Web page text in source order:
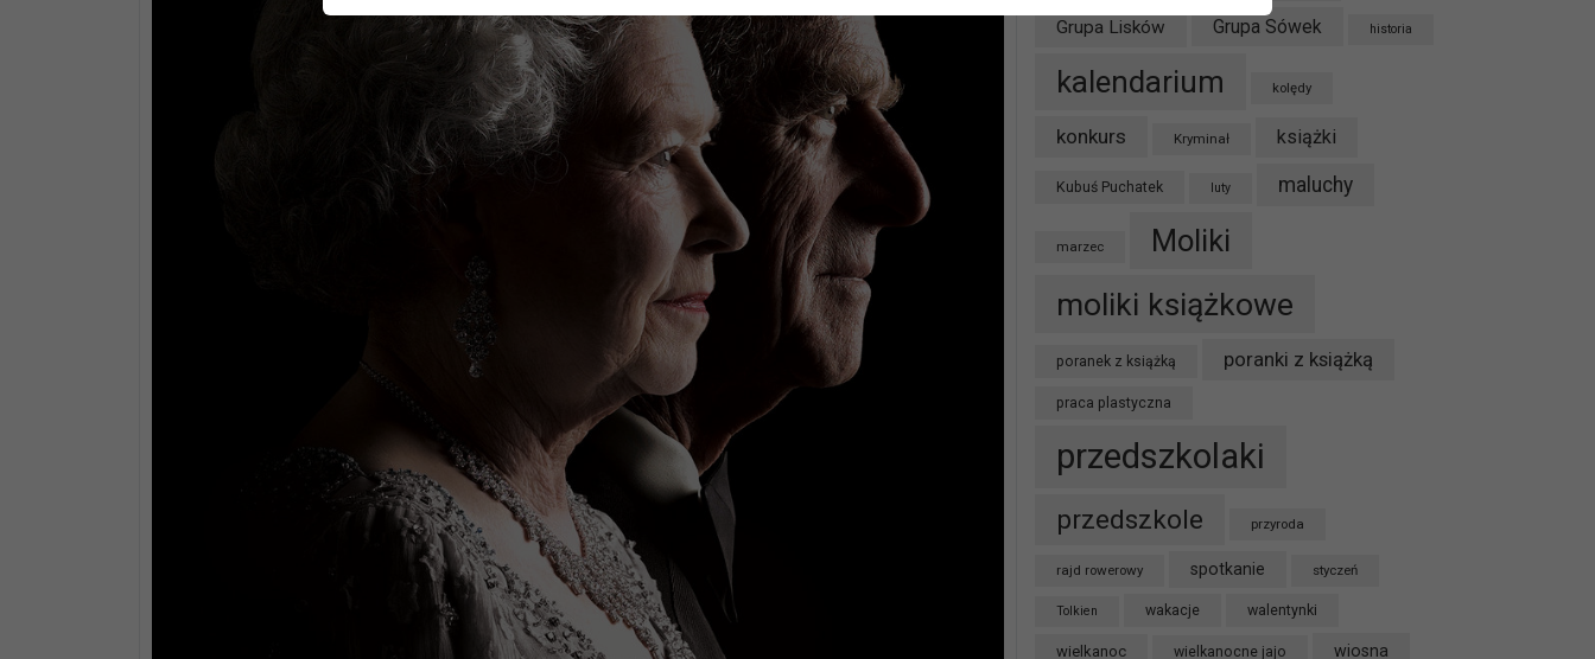
Grupa Lisków Grupa Sówek historia
kalendarium kolędy
konkurs Kryminał książki
Kubuś Puchatek luty maluchy
marzec Moliki
moliki książkowe
poranek z książką poranki z książką
praca plastyczna
przedszkolaki
przedszkole przyroda
rajd rowerowy spotkanie styczeń
Tolkien wakacje walentynki
wielkanoc wielkanocne jajo wiosna
GODZINACH 9:00-15:00